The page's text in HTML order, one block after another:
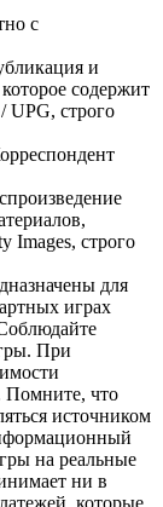
с
и
содержит
UPG, строго
Images, строго
для
играх
При
Помните, что
источником
на реальные
ни в
которые